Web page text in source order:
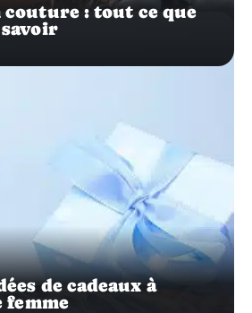
couture : tout ce que
savoir
de cadeaux à